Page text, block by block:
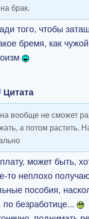
брак.
того, чтобы
бремя, как
Цитата
вообще не сможет
а потом растить.
может быть,
то неплохо
пособия,
по безработице...